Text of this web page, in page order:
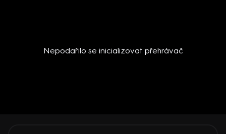
Nepodařilo se inicializovat přehrávač